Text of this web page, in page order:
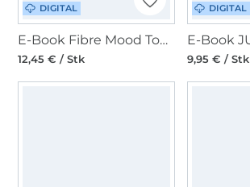
DIGITAL
E-Book Fibre Mood Top Quilla
12,45 € / Stk
DIGITAL
9,95 € / Stk